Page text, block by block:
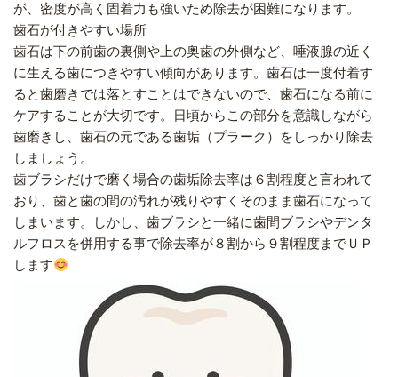
が、密度が高く固着力も強いため除去が困難になります。
歯石が付きやすい場所
歯石は下の前歯の裏側や上の奥歯の外側など、唾液腺の近く
に生える歯につきやすい傾向があります。歯石は一度付着す
ると歯磨きでは落とすことはできないので、歯石になる前に
ケアすることが大切です。日頃からこの部分を意識しながら
歯磨きし、歯石の元である歯垢（プラーク）をしっかり除去
しましょう。
歯ブラシだけで磨く場合の歯垢除去率は６割程度と言われて
おり、歯と歯の間の汚れが残りやすくそのまま歯石になって
しまいます。しかし、歯ブラシと一緒に歯間ブラシやデンタ
ルフロスを併用する事で除去率が８割から９割程度までＵＰ
します